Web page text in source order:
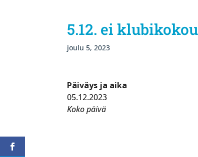
5.12. ei
joulu 5, 2023
Päiväys ja aika
05.12.2023
Koko päivä